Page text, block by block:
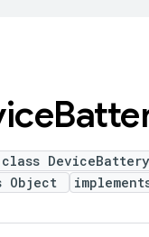
Object